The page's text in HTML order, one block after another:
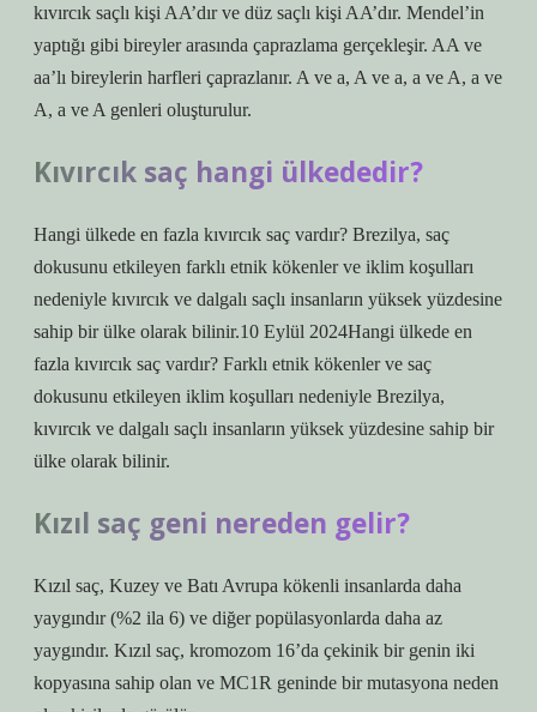
kıvırcık saçlı kişi AA’dır ve düz saçlı kişi AA’dır. Mendel’in
yaptığı gibi bireyler arasında çaprazlama gerçekleşir. AA ve
aa’lı bireylerin harfleri çaprazlanır. A ve a, A ve a, a ve A, a ve
A, a ve A genleri oluşturulur.
Kıvırcık saç hangi ülkededir?
Hangi ülkede en fazla kıvırcık saç vardır? Brezilya, saç
dokusunu etkileyen farklı etnik kökenler ve iklim koşulları
nedeniyle kıvırcık ve dalgalı saçlı insanların yüksek yüzdesine
sahip bir ülke olarak bilinir.10 Eylül 2024Hangi ülkede en
fazla kıvırcık saç vardır? Farklı etnik kökenler ve saç
dokusunu etkileyen iklim koşulları nedeniyle Brezilya,
kıvırcık ve dalgalı saçlı insanların yüksek yüzdesine sahip bir
ülke olarak bilinir.
Kızıl saç geni nereden gelir?
Kızıl saç, Kuzey ve Batı Avrupa kökenli insanlarda daha
yaygındır (%2 ila 6) ve diğer popülasyonlarda daha az
yaygındır. Kızıl saç, kromozom 16’da çekinik bir genin iki
kopyasına sahip olan ve MC1R geninde bir mutasyona neden